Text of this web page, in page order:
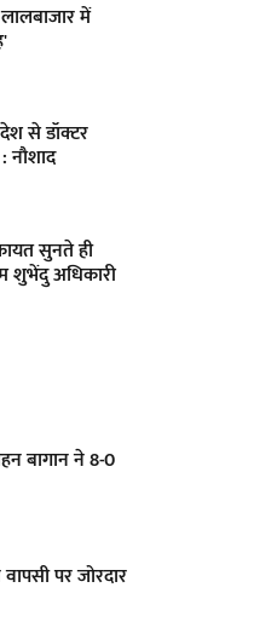
में
से डॉक्टर
नौशाद
सुनते ही
अधिकारी
बागान ने 8-0
पर जोरदार